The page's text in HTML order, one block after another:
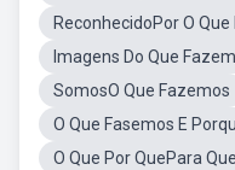
ReconhecidoPor O
Imagens Do Que
SomosO Que Fazemos
O Que Fasemos E
O Que Por QuePara